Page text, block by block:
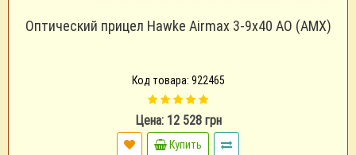
Оптический прицел Hawke Airmax 3-9x40 AO (AMX)
Код товара: 922465
Цена: 12 528 грн
Купить